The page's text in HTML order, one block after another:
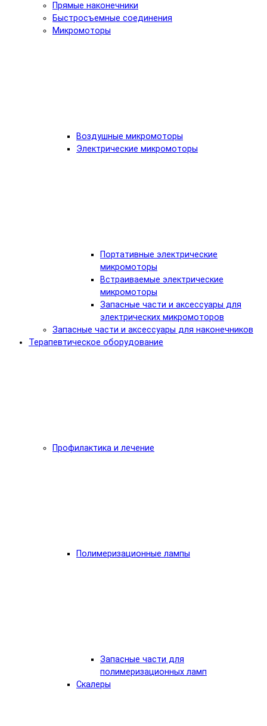
Прямые наконечники
Быстросъемные соединения
Микромоторы
Воздушные микромоторы
Электрические микромоторы
Портативные электрические
микромоторы
Встраиваемые электрические
микромоторы
Запасные части и аксессуары для
электрических микромоторов
Запасные части и аксессуары для наконечников
Терапевтическое оборудование
Профилактика и лечение
Полимеризационные лампы
Запасные части для
полимеризационных ламп
Скалеры